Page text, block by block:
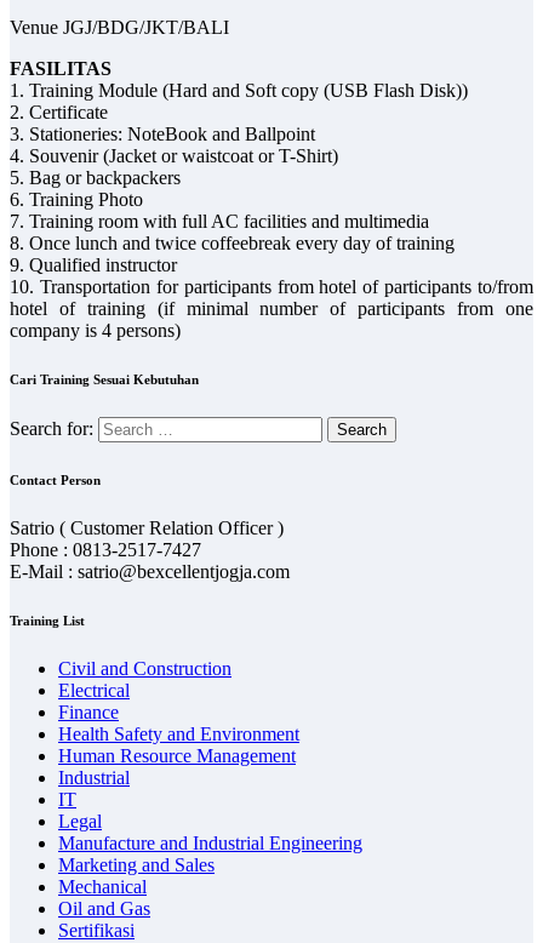
Venue JGJ/BDG/JKT/BALI
FASILITAS
1. Training Module (Hard and Soft copy (USB Flash Disk))
2. Certificate
3. Stationeries: NoteBook and Ballpoint
4. Souvenir (Jacket or waistcoat or T-Shirt)
5. Bag or backpackers
6. Training Photo
7. Training room with full AC facilities and multimedia
8. Once lunch and twice coffeebreak every day of training
9. Qualified instructor
10. Transportation for participants from hotel of participants to/from
hotel of training (if minimal number of participants from one
company is 4 persons)
Cari Training Sesuai Kebutuhan
Search for:
Contact Person
Satrio ( Customer Relation Officer )
Phone : 0813-2517-7427
E-Mail : satrio@bexcellentjogja.com
Training List
Civil and Construction
Electrical
Finance
Health Safety and Environment
Human Resource Management
Industrial
IT
Legal
Manufacture and Industrial Engineering
Marketing and Sales
Mechanical
Oil and Gas
Sertifikasi